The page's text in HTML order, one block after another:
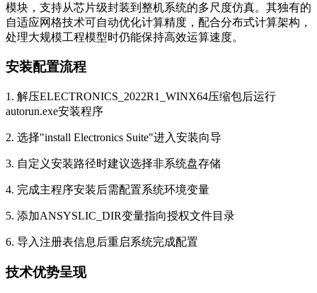
模块，支持从芯片级封装到整机系统的多尺度仿真。其独有的
自适应网格技术可自动优化计算精度，配合分布式计算架构，
处理大规模工程模型时仍能保持高效运算速度。
安装配置流程
1. 解压ELECTRONICS_2022R1_WINX64压缩包后运行
autorun.exe安装程序
2. 选择"install Electronics Suite"进入安装向导
3. 自定义安装路径时建议选择非系统盘存储
4. 完成主程序安装后需配置系统环境变量
5. 添加ANSYSLIC_DIR变量指向授权文件目录
6. 导入注册表信息后重启系统完成配置
技术优势呈现